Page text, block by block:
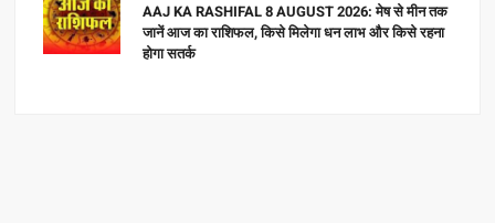
AAJ KA RASHIFAL 8 AUGUST 2026: मेष से मीन तक
जानें आज का राशिफल, किसे मिलेगा धन लाभ और किसे रहना
होगा सतर्क